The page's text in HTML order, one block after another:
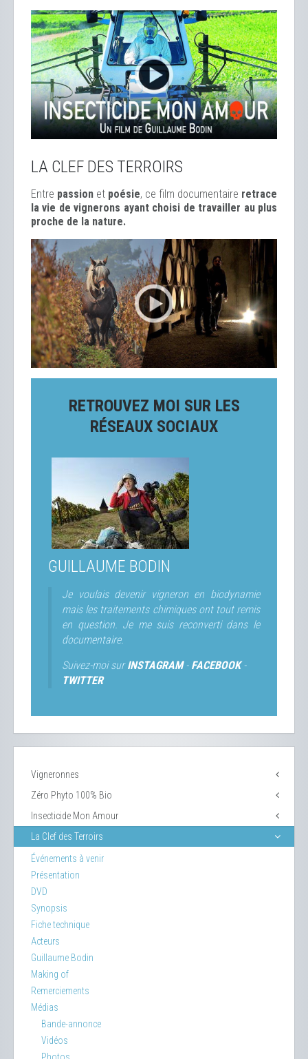
LA CLEF DES TERROIRS
Entre passion et poésie, ce film documentaire retrace
la vie de vignerons ayant choisi de travailler au plus
proche de la nature.
RETROUVEZ MOI SUR LES
RÉSEAUX SOCIAUX
GUILLAUME BODIN
Je voulais devenir vigneron en biodynamie
mais les traitements chimiques ont tout remis
en question. Je me suis reconverti dans le
documentaire.
Suivez-moi surINSTAGRAM- FACEBOOK-
TWITTER
Vigneronnes
Zéro Phyto 100% Bio
Insecticide Mon Amour
La Clef des Terroirs
Événements à venir
Présentation
DVD
Synopsis
Fiche technique
Acteurs
Guillaume Bodin
Making of
Remerciements
Médias
Bande-annonce
Vidéos
Photos